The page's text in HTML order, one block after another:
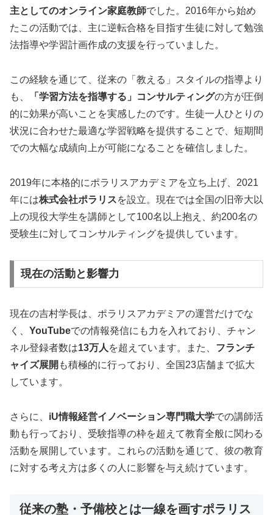
主としてのオンライン家庭教師でした。2016年から始め
たこの活動では、主に逆転合格を目指す生徒に対して勉強
法指導や学習計画作成の支援を行っていました。
この経験を通じて、従来の「教える」スタイルの指導より
も、
「学習方法を指導する」コンサルティングの方が圧倒
的に効果が高いことを実感したのです。生徒一人ひとりの
状況に合わせた最適な学習戦略を提供することで、短期間
での大幅な成績向上が可能になることを確信しました。
2019年に本格的にポラリスアカデミアを立ち上げ、2021
年には株式会社ポラリスを設立。現在では全国の旧帝大以
上の現役大学生を講師として100名以上抱え、約200名の
受験生に対してコンサルティングを提供しています。
現在の活動と影響力
現在の吉村学長は、ポラリスアカデミアの運営だけでな
く、 YouTubeでの情報発信にも力を入れており、チャン
ネル登録者数は13万人 を超えています。また、 フランチ
ャイズ展開 も積極的に行っており、全国23店舗まで拡大
しています。
さらに、 iU情報経営イノベーション専門職大学での講師活
動も行っており、受験指導の枠を超えて教育全般に関わる
活動を展開しています。これらの活動を通じて、彼の教育
に対する考え方は多くの人に影響を与え続けています。
従来の塾・予備校とは一線を画すポラリス